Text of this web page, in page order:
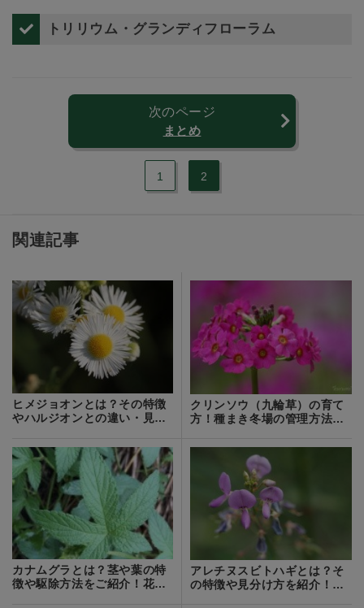
トリリウム・グランディフローラム
次のページ
まとめ
1 2
関連記事
ヒメジョオンとは？その特徴
やハルジオンとの違い・見分
クリンソウ（九輪草）の育て
方！種まき冬場の管理方法な
カナムグラとは？茎や葉の特
徴や駆除方法をご紹介！花粉
アレチヌスビトハギとは？そ
の特徴や見分け方を紹介！ひ